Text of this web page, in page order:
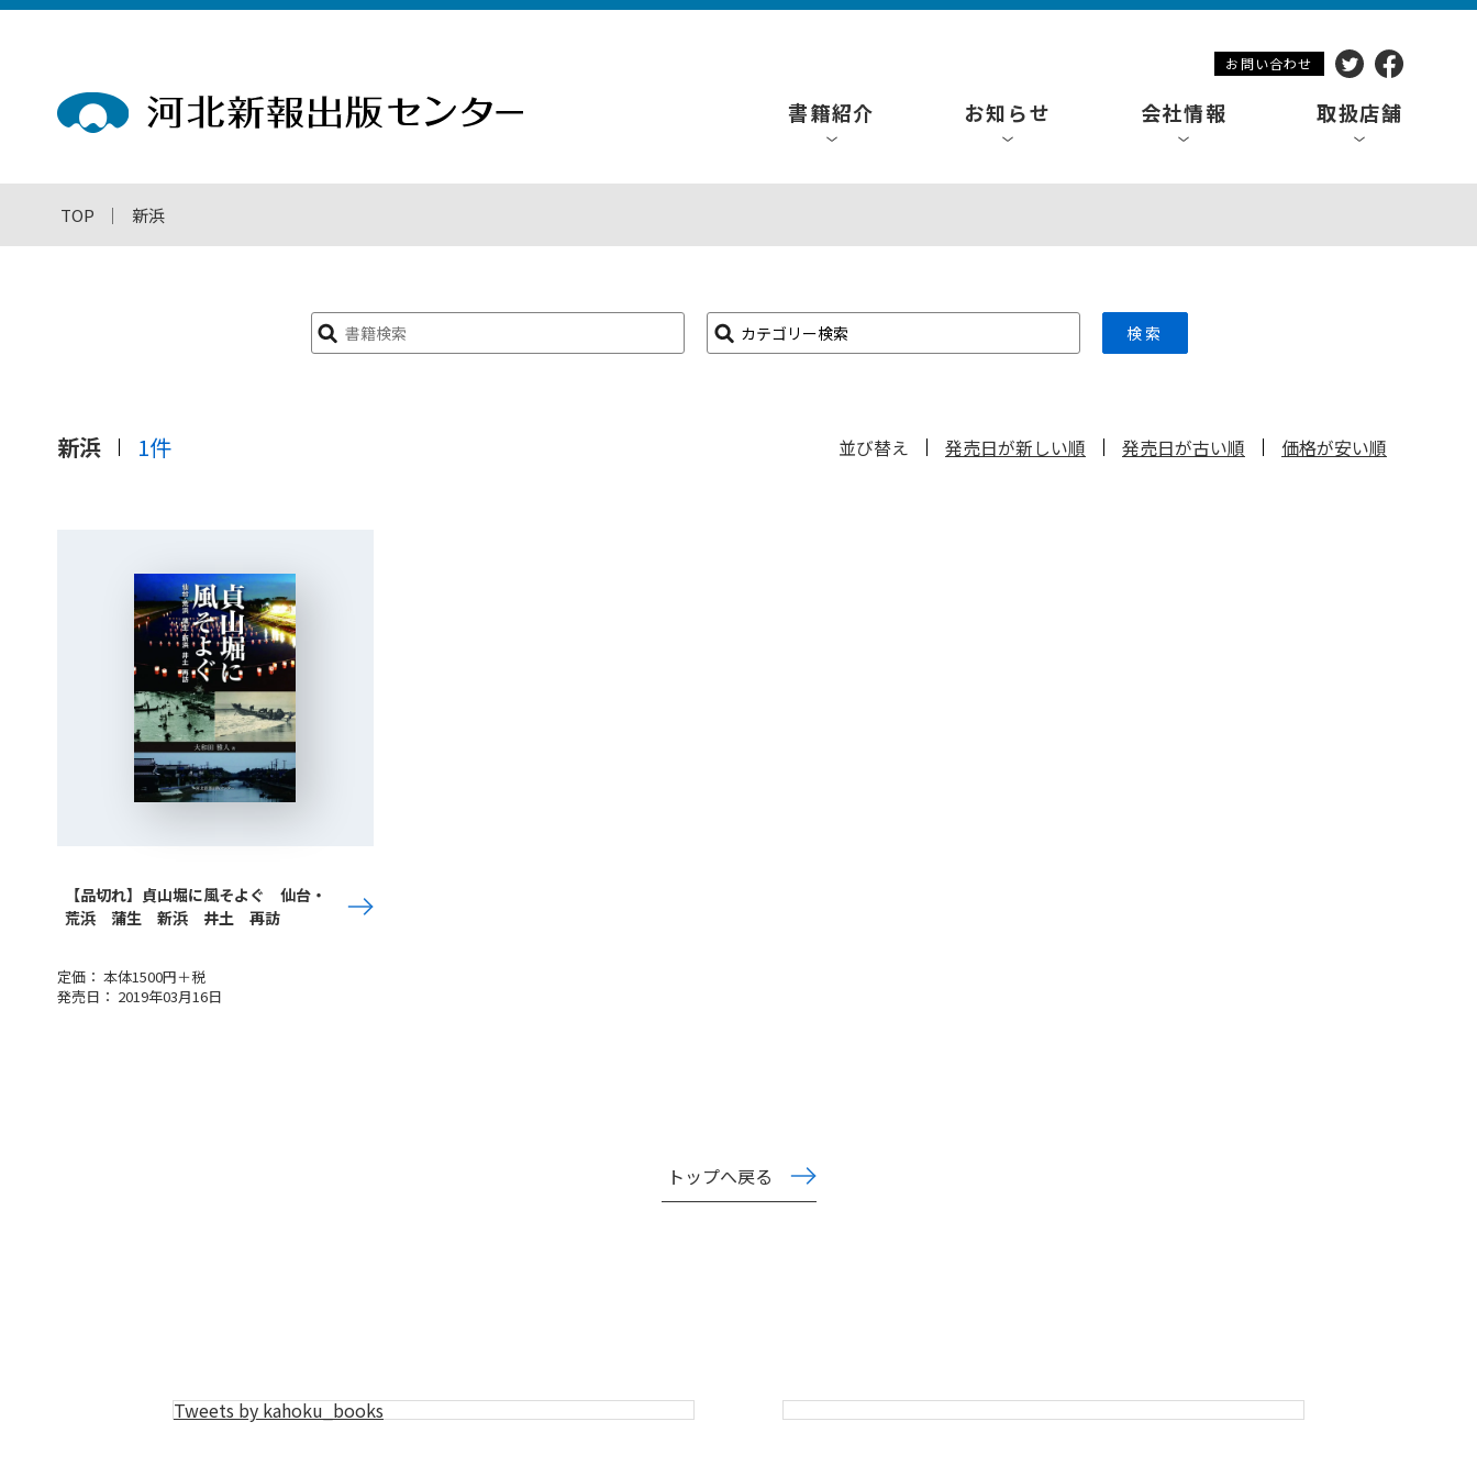
お問い合わせ
書籍紹介 お知らせ 会社情報 取扱店舗
TOP 新浜
検
索: カテゴリー検索 検索
新浜 1件 並び替え 発売日が新しい順 発売日が古い順 価格が安い順
【品切れ】貞山堀に風そよぐ 仙台・
荒浜 蒲生 新浜 井土 再訪
定価： 本体1500円＋税
発売日： 2019年03月16日
トップへ戻る
Tweets by kahoku_books